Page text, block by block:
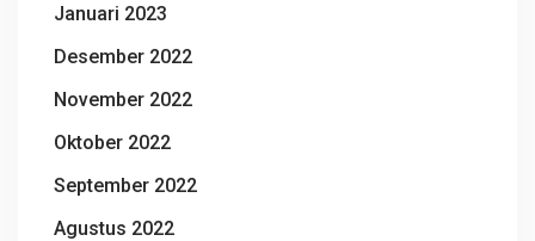
Januari 2023
Desember 2022
November 2022
Oktober 2022
September 2022
Agustus 2022